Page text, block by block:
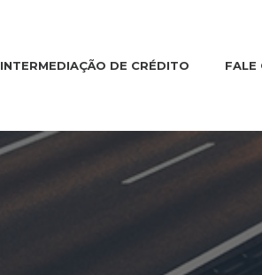
INTERMEDIAÇÃO DE CRÉDITO FALE